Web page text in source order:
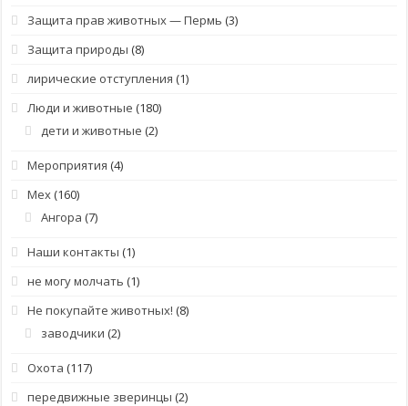
Защита прав животных — Пермь (3)
Защита природы (8)
лирические отступления (1)
Люди и животные (180)
дети и животные (2)
Мероприятия (4)
Мех(160)
Ангора (7)
Наши контакты (1)
не могу молчать (1)
Не покупайте животных! (8)
заводчики (2)
Охота (117)
передвижные зверинцы (2)